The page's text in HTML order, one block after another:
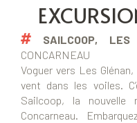
SAILCOOP,
CONCARNEAU
Voguer vers Les
vent dans les voiles.
Sailcoop, la
Concarneau.